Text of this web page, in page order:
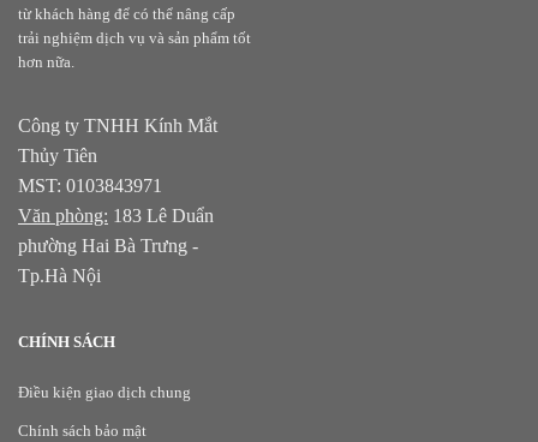
từ khách hàng để có thể nâng cấp
trải nghiệm dịch vụ và sản phẩm tốt
hơn nữa.
Công ty TNHH Kính Mắt
Thủy Tiên
MST: 0103843971
Văn phòng: 183 Lê Duẩn
phường Hai Bà Trưng -
Tp.Hà Nội
CHÍNH SÁCH
Điều kiện giao dịch chung
Chính sách bảo mật